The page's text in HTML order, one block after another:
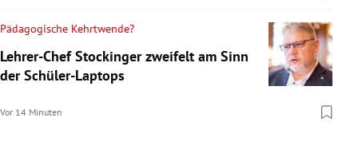
Pädagogische Kehrtwende?
Lehrer-Chef Stockinger zweifelt am Sinn
der Schüler-Laptops
Vor 14 Minuten